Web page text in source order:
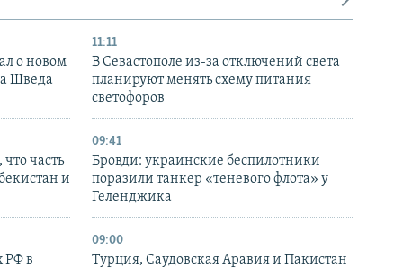
о новом
Шведа
11:11
В Севастополе из-за отключений света
планируют менять схему питания
светофоров
часть
и
09:41
Бровди: украинские беспилотники
поразили танкер «теневого флота» у
Геленджика
РФ в
09:00
Турция, Саудовская Аравия и Пакистан